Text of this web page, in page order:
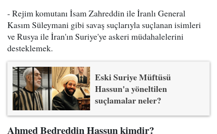
- Rejim komutanı İsam Zahreddin ile İranlı General
Kasım Süleymani gibi savaş suçlarıyla suçlanan isimleri
ve Rusya ile İran'ın Suriye'ye askeri müdahalelerini
desteklemek.
Eski Suriye Müftüsü
Hassun'a yöneltilen
suçlamalar neler?
Ahmed Bedreddin Hassun kimdir?